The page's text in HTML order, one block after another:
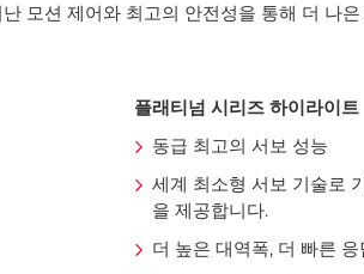
모션 제어와 최고의 안전성을 통해 더 나
플래티넘 시리즈 하이라이트
동급 최고의 서보 성능
세계 최소형 서보 기술로
을 제공합니다.
더 높은 대역폭, 더 빠른